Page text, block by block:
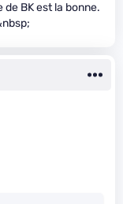
BK est la bonne.